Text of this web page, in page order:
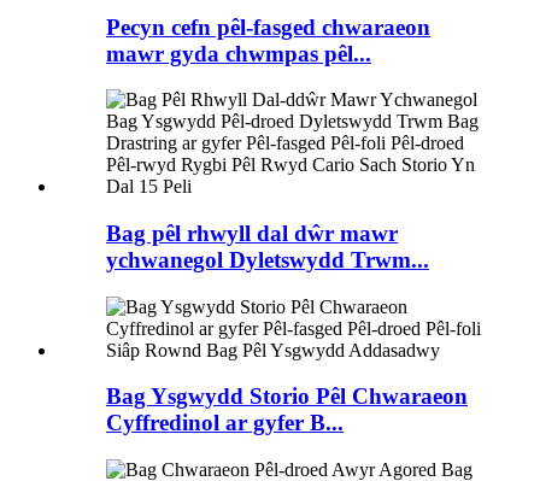
Pecyn cefn pêl-fasged chwaraeon
mawr gyda chwmpas pêl...
Bag pêl rhwyll dal dŵr mawr
ychwanegol Dyletswydd Trwm...
Bag Ysgwydd Storio Pêl Chwaraeon
Cyffredinol ar gyfer B...